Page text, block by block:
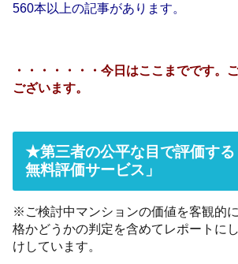
560本以上の記事があります。
・・・・・・・今日はここまでです。
ございます。
★第三者の公平な目で評価する
無料評価サービス」
※ご検討中マンションの価値を客観的
格かどうかの判定を含めてレポートに
けしています。